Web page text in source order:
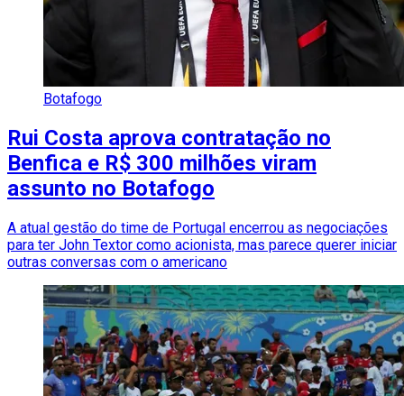
Botafogo
Rui Costa aprova contratação no
Benfica e R$ 300 milhões viram
assunto no Botafogo
A atual gestão do time de Portugal encerrou as negociações
para ter John Textor como acionista, mas parece querer iniciar
outras conversas com o americano